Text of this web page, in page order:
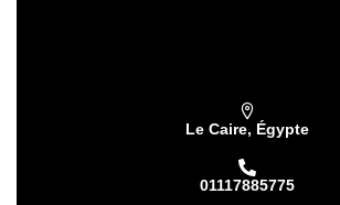
Le Caire, Égypte
01117885775